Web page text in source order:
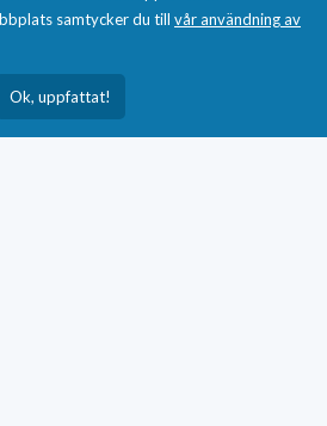
samtycker du till vår användning av
Ok, uppfattat!